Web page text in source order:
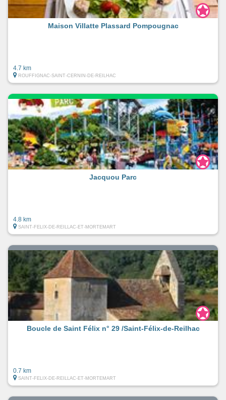
Maison Villatte Plassard Pompougnac
4.7 km
ROUFFIGNAC-SAINT-CERNIN-DE-REILHAC
Jacquou Parc
4.8 km
SAINT-FELIX-DE-REILLAC-ET-MORTEMART
Boucle de Saint Félix n° 29 /Saint-Félix-de-Reilhac
0.7 km
SAINT-FELIX-DE-REILLAC-ET-MORTEMART